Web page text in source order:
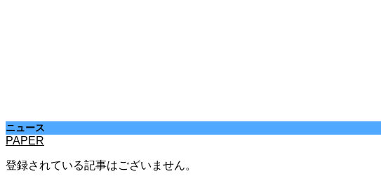
ニュース
PAPER
登録されている記事はございません。